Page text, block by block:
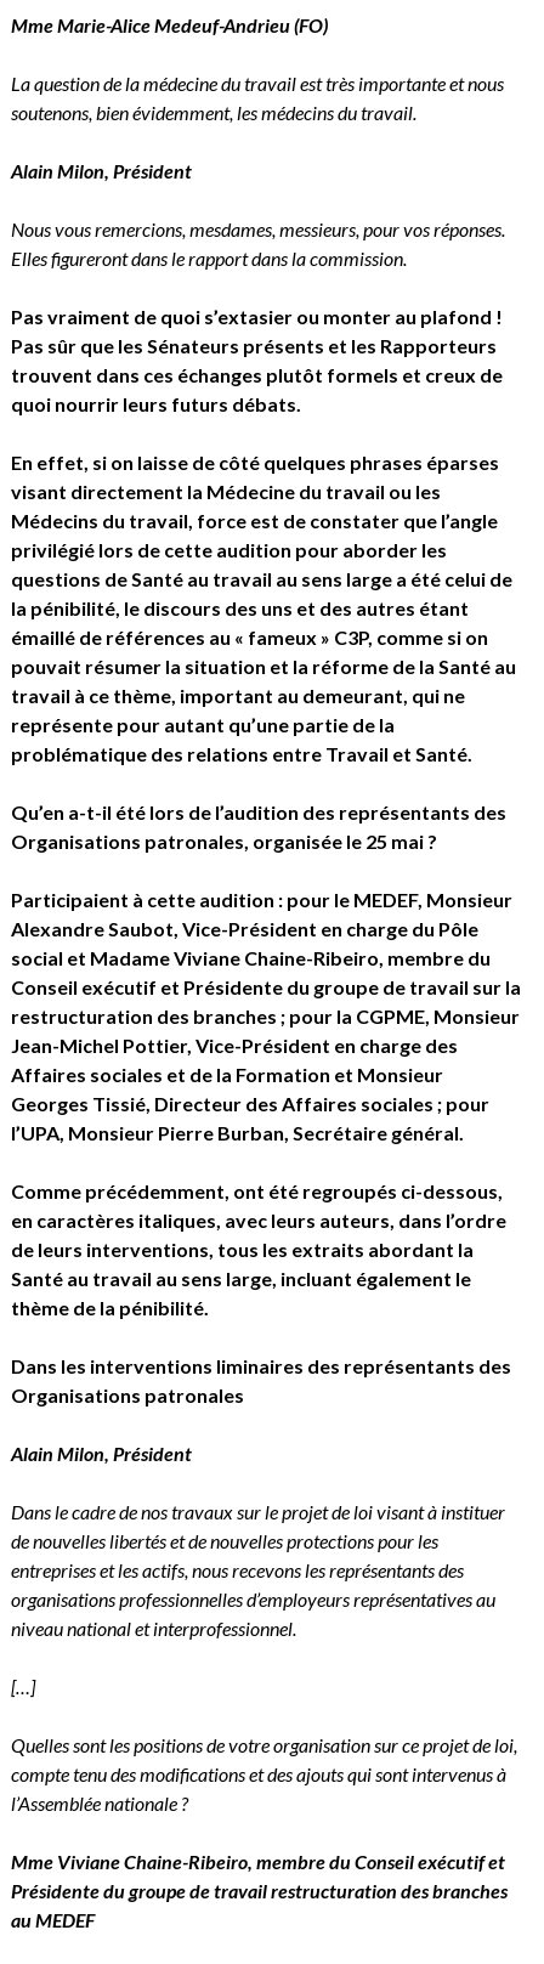
Mme Marie-Alice Medeuf-Andrieu(FO)
La question de la médecine du travail est très importante et nous
soutenons, bien évidemment, les médecins du travail.
Alain Milon, Président
Nous vous remercions, mesdames, messieurs, pour vos réponses.
Elles figureront dans le rapport dans la commission.
Pas vraiment de quoi s’extasier ou monter au plafond !
Pas sûr que les Sénateurs présents et les Rapporteurs
trouvent dans ces échanges plutôt formels et creux de
quoi nourrir leurs futurs débats.
En effet, si on laisse de côté quelques phrases éparses
visant directement la Médecine du travail ou les
Médecins du travail, force est de constater que l’angle
privilégié lors de cette audition pour aborder les
questions de Santé au travail au sens large a été celui de
la pénibilité, le discours des uns et des autres étant
émaillé de références au « fameux » C3P, comme si on
pouvait résumer la situation et la réforme de la Santé au
travail à ce thème, important au demeurant, qui ne
représente pour autant qu’une partie de la
problématique des relations entre Travail et Santé.
Qu’en a-t-il été lors de l’audition des représentants des
Organisations patronales, organisée le 25 mai ?
Participaient à cette audition : pour le MEDEF, Monsieur
Alexandre Saubot, Vice-Président en charge du Pôle
social et Madame Viviane Chaine-Ribeiro, membre du
Conseil exécutif et Présidente du groupe de travail sur la
restructuration des branches ; pour la CGPME, Monsieur
Jean-Michel Pottier, Vice-Président en charge des
Affaires sociales et de la Formation et Monsieur
Georges Tissié, Directeur des Affaires sociales ; pour
l’UPA, Monsieur Pierre Burban, Secrétaire général.
Comme précédemment, ont été regroupés ci-dessous,
en caractères italiques, avec leurs auteurs, dans l’ordre
de leurs interventions, tous les extraits abordant la
Santé au travail au sens large, incluant également le
thème de la pénibilité.
Dans les interventions liminaires des représentants des
Organisations patronales
Alain Milon, Président
Dans le cadre de nos travaux sur le projet de loi visant à instituer
de nouvelles libertés et de nouvelles protections pour les
entreprises et les actifs, nous recevons les représentants des
organisations professionnelles d’employeurs représentatives au
niveau national et interprofessionnel.
[…]
Quelles sont les positions de votre organisation sur ce projet de loi,
compte tenu des modifications et des ajouts qui sont intervenus à
l’Assemblée nationale ?
Mme Viviane Chaine-Ribeiro, membre du Conseil exécutif et
Présidente du groupe de travail restructuration des branches
au MEDEF